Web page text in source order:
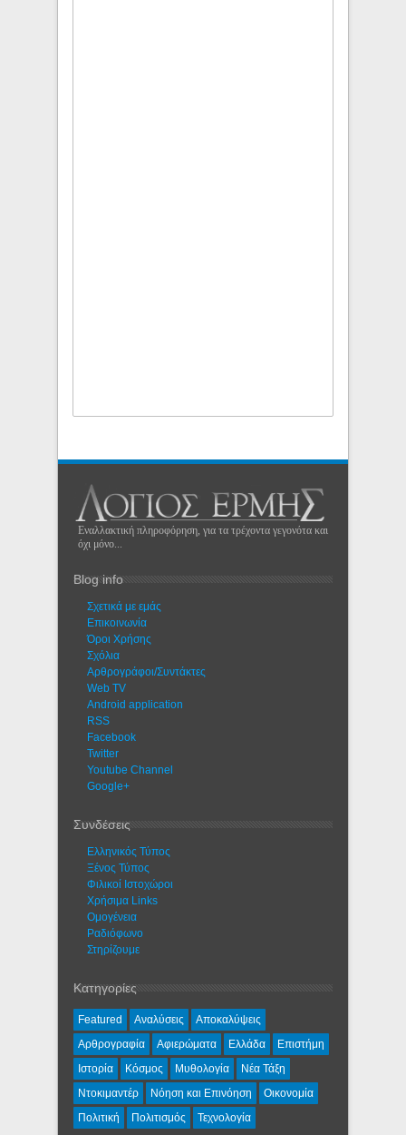
Εναλλακτική πληροφόρηση, για τα τρέχοντα γεγονότα και
όχι μόνο...
Blog info
Σχετικά με εμάς
Eπικοινωνία
Όροι Χρήσης
Σχόλια
Αρθρογράφοι/Συντάκτες
Web TV
Android application
RSS
Facebook
Twitter
Youtube Channel
Google+
Συνδέσεις
Ελληνικός Τύπος
Ξένος Τύπος
Φιλικοί Ιστοχώροι
Χρήσιμα Links
Ομογένεια
Ραδιόφωνο
Στηρίζουμε
Κατηγορίες
Featured Αναλύσεις
Αποκαλύψεις
Αρθρογραφία
Αφιερώματα Ελλάδα
Επιστήμη
Ιστορία
Κόσμος Μυθολογία
Νέα Τάξη
Ντοκιμαντέρ
Νόηση και Επινόηση
Οικονομία
Πολιτική
Πολιτισμός Τεχνολογία